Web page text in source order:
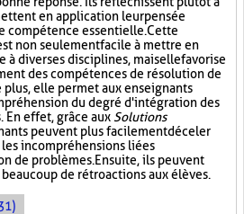
en application leur pensée
compétence essentielle. Cette
non seulement facile à mettre en
à diverses disciplines, mais elle favorise
des compétences de résolution de
plus, elle permet aux enseignants
du degré d'intégration des
En effet, grâce aux Solutions
peuvent plus facilement déceler
incompréhensions liées
de problèmes. Ensuite, ils peuvent
de rétroactions aux élèves.